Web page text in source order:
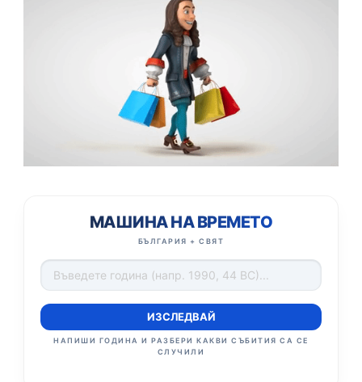
МАШИНА НА ВРЕМЕТО
БЪЛГАРИЯ + СВЯТ
ИЗСЛЕДВАЙ
НАПИШИ ГОДИНА И РАЗБЕРИ КАКВИ СЪБИТИЯ СА СЕ
СЛУЧИЛИ